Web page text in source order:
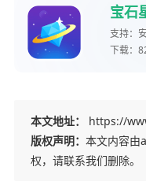
宝石
支持：
下载：
本文地址：
https://
版权声明： 本文内容由
权，请联系我们删除。